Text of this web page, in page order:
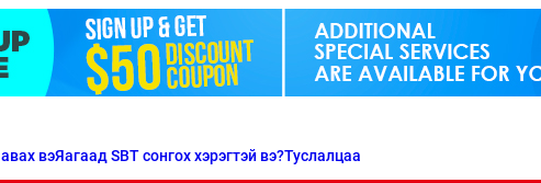
вэЯагаад SBT сонгох хэрэгтэй вэ?Туслалцаа